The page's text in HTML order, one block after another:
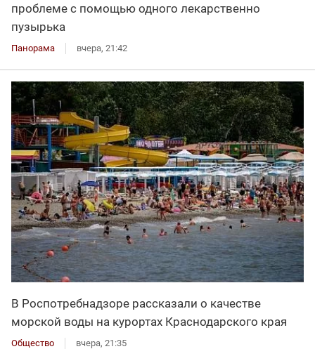
проблеме с помощью одного лекарственно
пузырька
Панорама вчера, 21:42
В Роспотребнадзоре рассказали о качестве
морской воды на курортах Краснодарского края
Общество вчера, 21:35